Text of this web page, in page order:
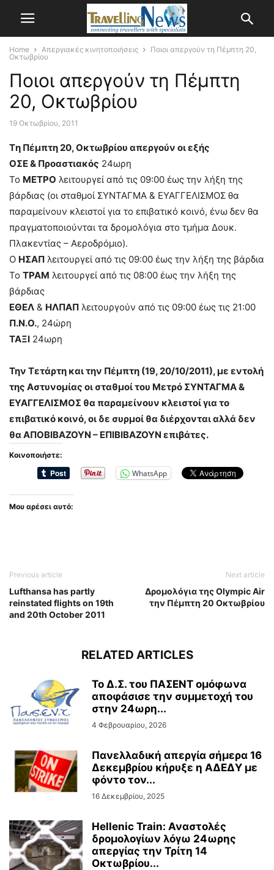
Home Απεργιακές κινητοποιήσεις
Ποιοι απεργούν τη Πέμπτη 20,
Οκτωβρίου
Ποιοι απεργούν τη Πέμπτη
20, Οκτωβρίου
19 Οκτωβρίου, 2011
Tη Πέμπτη 20, Οκτωβρίου απεργούν οι εξής
ΟΣΕ & Προαστιακός 24ωρη
Το ΜΕΤΡΟ λειτουργεί από τις 09:00 έως την λήξη της
βάρδιας (οι σταθμοί ΣΥΝΤΑΓΜΑ & ΕΥΑΓΓΕΛΙΣΜΟΣ θα
παραμείνουν κλειστοί για το επιβατικό κοινό, ένω δεν θα
πραγματοποιούνται τα δρομολόγια στο τμήμα Δουκ.
Πλακεντίας – Αεροδρόμιο).
Ο ΗΣΑΠ λειτουργεί από τις 09:00 έως την λήξη της βάρδια
Το ΤΡΑΜ λειτουργεί από τις 08:00 έως την λήξη της
βάρδιας
ΕΘΕΛ & ΗΛΠΑΠ λειτουργούν από τις 09:00 έως τις 21:00
Π.Ν.Ο., 24ώρη
ΤΑΞΙ 24ωρη
Την Τετάρτη και την Πέμπτη (19, 20/10/2011), με εντολή
της Αστυνομίας οι σταθμοί του Μετρό ΣΥΝΤΑΓΜΑ &
ΕΥΑΓΓΕΛΙΣΜΟΣ θα παραμείνουν κλειστοί για το
επιβατικό κοινό, οι δε συρμοί θα διέρχονται αλλά δεν
θα ΑΠΟΒΙΒΑΖΟΥΝ – ΕΠΙΒΙΒΑΖΟΥΝ επιβάτες.
Κοινοποιήστε:
WhatsApp
Μου αρέσει αυτό:
Previous article
Lufthansa has partly
reinstated flights on 19th
and 20th October 2011
Next article
Δρομολόγια της Olympic Air
την Πέμπτη 20 Οκτωβρίου
RELATED ARTICLES
Το Δ.Σ. του ΠΑΣΕΝΤ ομόφωνα
αποφάσισε την συμμετοχή του
στην 24ωρη...
4 Φεβρουαρίου, 2026
Πανελλαδική απεργία σήμερα 16
Δεκεμβρίου κήρυξε η ΑΔΕΔΥ με
φόντο τον...
16 Δεκεμβρίου, 2025
Hellenic Train: Αναστολές
δρομολογίων λόγω 24ωρης
απεργίας την Τρίτη 14
Οκτωβρίου...